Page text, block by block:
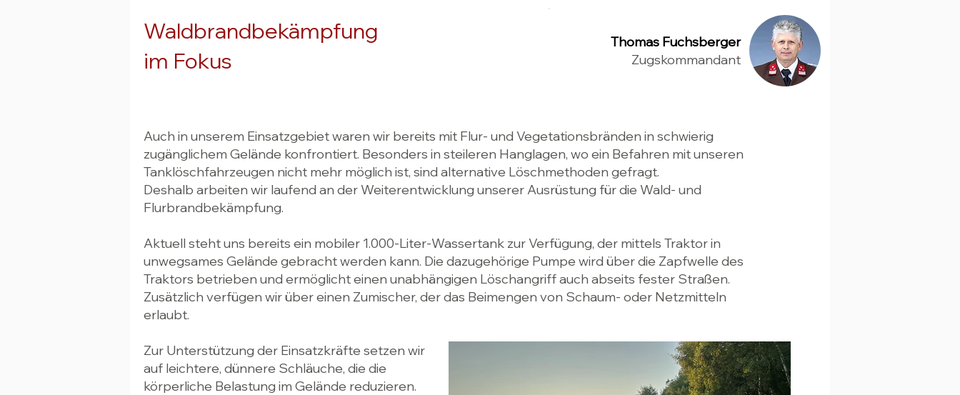
Waldbrandbekämpfung
im Fokus
Thomas Fuchsberger
Zugskommandant
Auch in unserem Einsatzgebiet waren wir bereits mit Flur- und Vegetationsbränden in schwierig
zugänglichem Gelände konfrontiert. Besonders in steileren Hanglagen, wo ein Befahren mit unseren
Tanklöschfahrzeugen nicht mehr möglich ist, sind alternative Löschmethoden gefragt.
Deshalb arbeiten wir laufend an der Weiterentwicklung unserer Ausrüstung für die Wald- und
Flurbrandbekämpfung.
Aktuell steht uns bereits ein mobiler 1.000-Liter-Wassertank zur Verfügung, der mittels Traktor in
unwegsames Gelände gebracht werden kann. Die dazugehörige Pumpe wird über die Zapfwelle des
Traktors betrieben und ermöglicht einen unabhängigen Löschangriff auch abseits fester Straßen.
Zusätzlich verfügen wir über einen Zumischer, der das Beimengen von Schaum- oder Netzmitteln
erlaubt.
Zur Unterstützung der Einsatzkräfte setzen wir
auf leichtere, dünnere Schläuche, die die
körperliche Belastung im Gelände reduzieren.